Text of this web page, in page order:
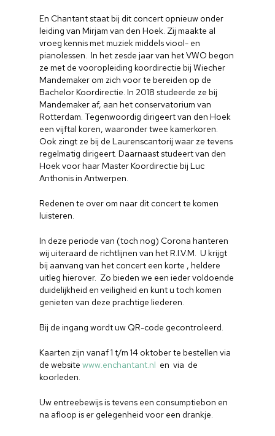
En Chantant staat bij dit concert opnieuw onder
leiding van Mirjam van den Hoek. Zij maakte al
vroeg kennis met muziek middels viool- en
pianolessen. In het zesde jaar van het VWO begon
ze met de vooropleiding koordirectie bij Wiecher
Mandemaker om zich voor te bereiden op de
Bachelor Koordirectie. In 2018 studeerde ze bij
Mandemaker af, aan het conservatorium van
Rotterdam. Tegenwoordig dirigeert van den Hoek
een vijftal koren, waaronder twee kamerkoren.
Ook zingt ze bij de Laurenscantorij waar ze tevens
regelmatig dirigeert. Daarnaast studeert van den
Hoek voor haar Master Koordirectie bij Luc
Anthonis in Antwerpen.
Redenen te over om naar dit concert te komen
luisteren.
In deze periode van (toch nog) Corona hanteren
wij uiteraard de richtlijnen van het R.I.V.M. U krijgt
bij aanvang van het concert een korte , heldere
uitleg hierover. Zo bieden we een ieder voldoende
duidelijkheid en veiligheid en kunt u toch komen
genieten van deze prachtige liederen.
Bij de ingang wordt uw QR-code gecontroleerd.
Kaarten zijn vanaf 1 t/m 14 oktober te bestellen via
de websitewww.enchantant.nl en via de
koorleden.
Uw entreebewijs is tevens een consumptiebon en
na afloop is er gelegenheid voor een drankje.